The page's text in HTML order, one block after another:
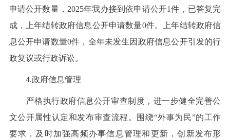
申请公开数量，2025年我办接到依申请公开1件，已答复完
成，上年结转政府信息公开申请数量0件。上年结转政府信
息公开申请数量0件，全年未发生因政府信息公开引发的行
政复议或行政诉讼。
4.政府信息管理
严格执行政府信息公开审查制度，进一步健全完善公
文公开属性认定和发布审查流程。围绕“外事为民”的工作
要求，及时加强高频办事信息管理和更新，创新发布形